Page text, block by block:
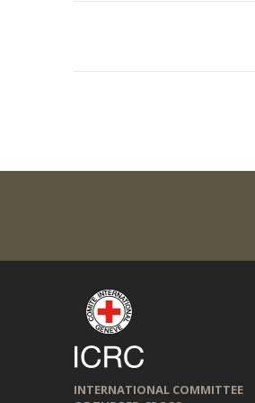
INTERNATIONAL COMMITTEE